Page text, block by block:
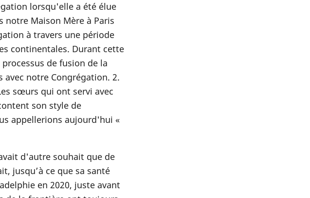
lorsqu'elle a été élue
notre Maison Mère à Paris
à travers une période
continentales. Durant cette
de fusion de la
avec notre Congrégation. 2.
sœurs qui ont servi avec
son style de
appellerions aujourd'hui «
d'autre souhait que de
jusqu’à ce que sa santé
en 2020, juste avant